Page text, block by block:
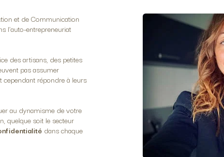
et de Communication
l'auto-entrepreneuriat
des artisans, des petites
pas assumer
cependant répondre à leurs
au dynamisme de votre
quelque soit le secteur
dans chaque